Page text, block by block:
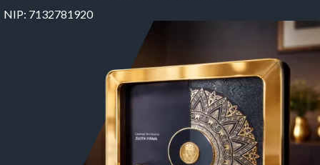
NIP: 7132781920